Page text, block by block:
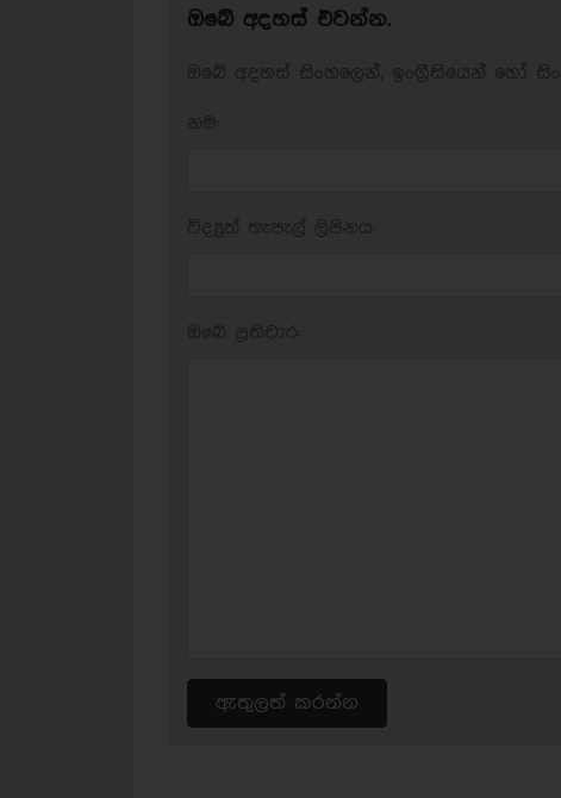
ඔබේ අදහස් එවන්න.
ඇතුලත් කරන්න